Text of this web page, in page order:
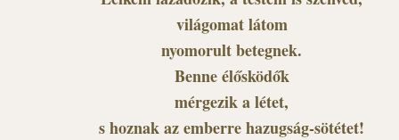
világomat látom
nyomorult betegnek.
Benne élősködők
mérgezik a létet,
s hoznak az emberre hazugság-sötétet!